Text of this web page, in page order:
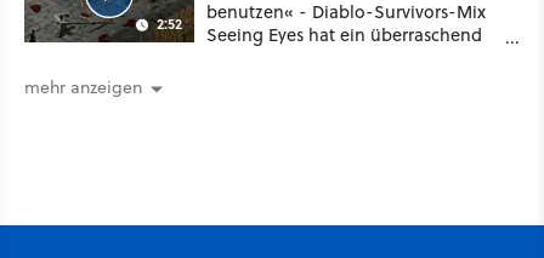
2:52
benutzen« - Diablo-Survivors-Mix
Seeing Eyes hat ein überraschend
mehr anzeigen